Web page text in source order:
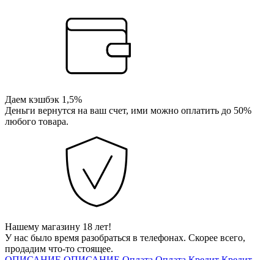
Даем кэшбэк 1,5%
Деньги вернутся на ваш счет, ими можно оплатить до 50%
любого товара.
Нашему магазину 18 лет!
У нас было время разобраться в телефонах. Скорее всего,
продадим что-то стоящее.